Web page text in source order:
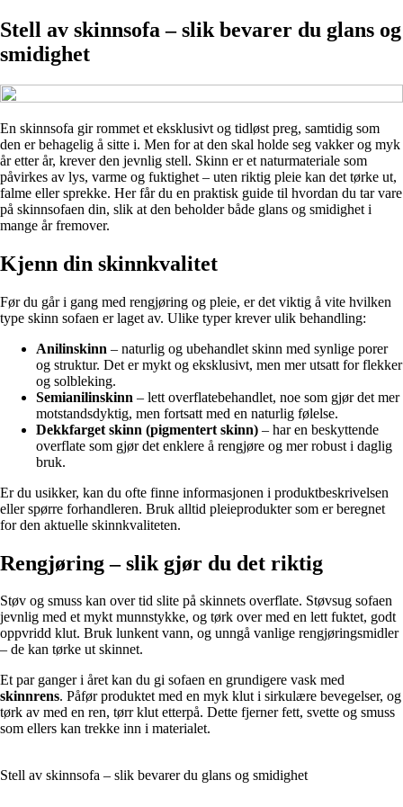
Stell av skinnsofa – slik bevarer du glans og
smidighet
En skinnsofa gir rommet et eksklusivt og tidløst preg, samtidig som
den er behagelig å sitte i. Men for at den skal holde seg vakker og myk
år etter år, krever den jevnlig stell. Skinn er et naturmateriale som
påvirkes av lys, varme og fuktighet – uten riktig pleie kan det tørke ut,
falme eller sprekke. Her får du en praktisk guide til hvordan du tar vare
på skinnsofaen din, slik at den beholder både glans og smidighet i
mange år fremover.
Kjenn din skinnkvalitet
Før du går i gang med rengjøring og pleie, er det viktig å vite hvilken
type skinn sofaen er laget av. Ulike typer krever ulik behandling:
Anilinskinn – naturlig og ubehandlet skinn med synlige porer
og struktur. Det er mykt og eksklusivt, men mer utsatt for flekker
og solbleking.
Semianilinskinn – lett overflatebehandlet, noe som gjør det mer
motstandsdyktig, men fortsatt med en naturlig følelse.
Dekkfarget skinn (pigmentert skinn) – har en beskyttende
overflate som gjør det enklere å rengjøre og mer robust i daglig
bruk.
Er du usikker, kan du ofte finne informasjonen i produktbeskrivelsen
eller spørre forhandleren. Bruk alltid pleieprodukter som er beregnet
for den aktuelle skinnkvaliteten.
Rengjøring – slik gjør du det riktig
Støv og smuss kan over tid slite på skinnets overflate. Støvsug sofaen
jevnlig med et mykt munnstykke, og tørk over med en lett fuktet, godt
oppvridd klut. Bruk lunkent vann, og unngå vanlige rengjøringsmidler
– de kan tørke ut skinnet.
Et par ganger i året kan du gi sofaen en grundigere vask med
skinnrens. Påfør produktet med en myk klut i sirkulære bevegelser, og
tørk av med en ren, tørr klut etterpå. Dette fjerner fett, svette og smuss
som ellers kan trekke inn i materialet.
Stell av skinnsofa – slik bevarer du glans og smidighet